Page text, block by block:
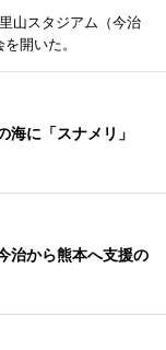
山スタジアム（今治
開いた。
海に「スナメリ」
治から熊本へ支援の